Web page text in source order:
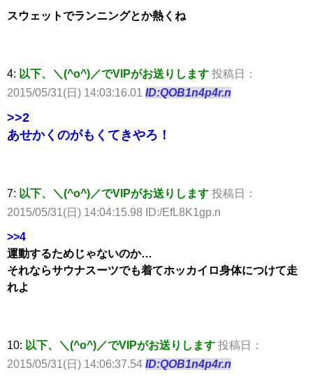
スウェットでランニングとか熱くね
4: 以下、＼(^o^)／でVIPがお送りします 投稿日：
2015/05/31(日) 14:03:16.01 ID:QOB1n4p4r.n
>>2
あせかくのがもくてきやろ！
7: 以下、＼(^o^)／でVIPがお送りします 投稿日：
2015/05/31(日) 14:04:15.98 ID:/EfL8K1gp.n
>>4
運動するためじゃないのか…
それならサウナスーツでも着てホッカイロ身体につけて走
れよ
10: 以下、＼(^o^)／でVIPがお送りします 投稿日：
2015/05/31(日) 14:06:37.54 ID:QOB1n4p4r.n